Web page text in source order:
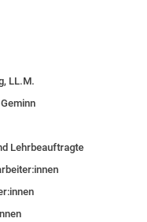
LL.M.
Lehrbeauftragte